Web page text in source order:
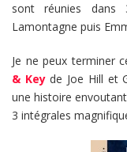
sont réunies dans
Lamontagne puis
Je ne peux terminer
& Keyde Joe Hill et
une histoire
3 intégrales